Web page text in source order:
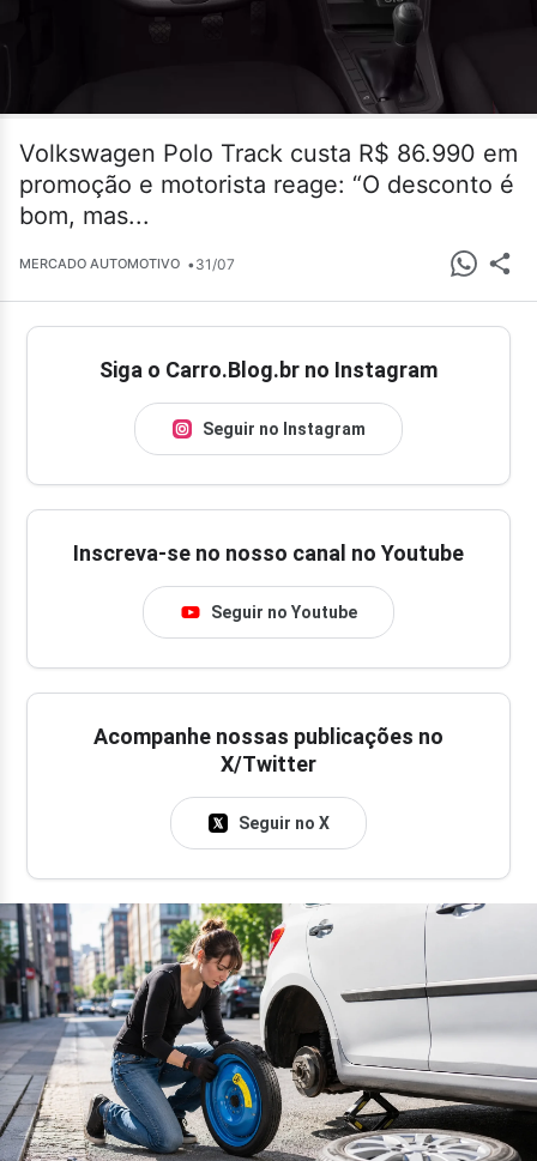
Volkswagen Polo Track custa R$ 86.990 em
promoção e motorista reage: “O desconto é
bom, mas...
MERCADO AUTOMOTIVO •31/07
Siga o Carro.Blog.br no Instagram
Seguir no Instagram
Inscreva-se no nosso canal no Youtube
Seguir no Youtube
Acompanhe nossas publicações no
X/Twitter
Seguir no X